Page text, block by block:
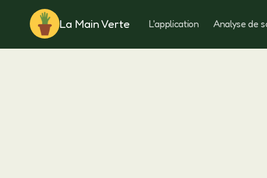
La Main Verte L'application Analyse de
Rotation